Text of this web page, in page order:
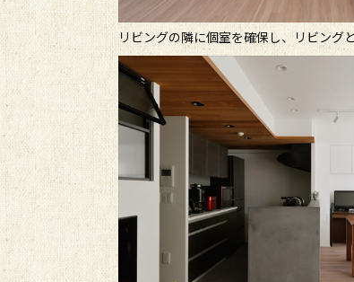
リビングの隣に個室を確保し、リビング